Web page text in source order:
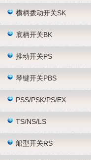
横柄拨动开关SK
底柄开关BK
推动开关PS
琴键开关PBS
PSS/PSK/PS/EX
TS/NS/LS
船型开关RS